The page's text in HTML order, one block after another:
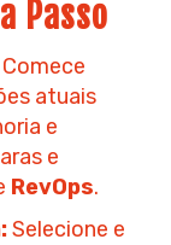
Passo
atuais
e
e
RevOps.
Selecione e